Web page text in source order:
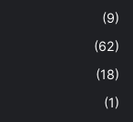
(9)
(62)
(18)
(1)